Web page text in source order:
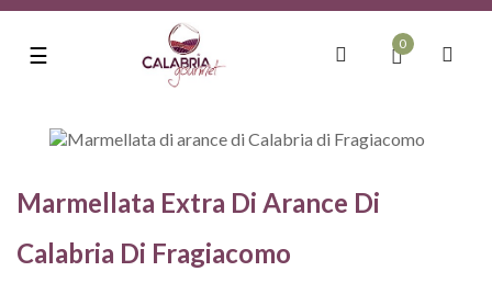
navigazione
☰ 0
Marmellata Extra Di Arance Di
Calabria Di Fragiacomo